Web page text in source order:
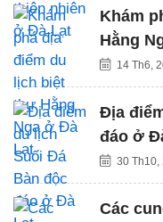
Khám
Hằng
14 Th6,
Địa
đáo ở
30 Th10,
Các